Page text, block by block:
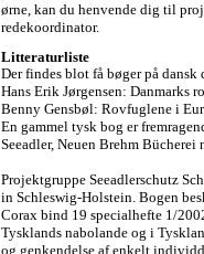
ørne, kan du henvende dig til
redekoordinator.
Litteraturliste
Der findes blot få bøger på
Hans Erik Jørgensen: Danmarks
Benny Gensbøl: Rovfuglene i
En gammel tysk bog er
Seeadler, Neuen Brehm Bücherei
Projektgruppe Seeadlerschutz
in Schleswig-Holstein. Bogen
Corax bind 19 specialhefte 1/
Tysklands nabolande og i
og genkendelse af enkelt